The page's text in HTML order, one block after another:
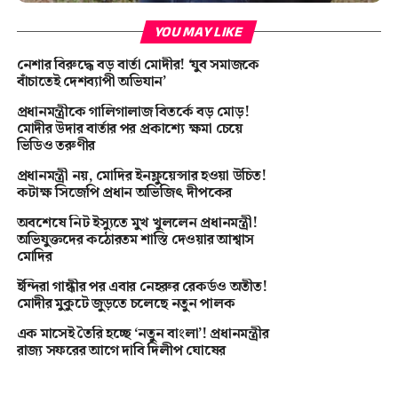
YOU MAY LIKE
নেশার বিরুদ্ধে বড় বার্তা মোদীর! ‘যুব সমাজকে
বাঁচাতেই দেশব্যাপী অভিযান’
প্রধানমন্ত্রীকে গালিগালাজ বিতর্কে বড় মোড়!
মোদীর উদার বার্তার পর প্রকাশ্যে ক্ষমা চেয়ে
ভিডিও তরুণীর
প্রধানমন্ত্রী নয়, মোদির ইনফ্লুয়েন্সার হওয়া উচিত!
কটাক্ষ সিজেপি প্রধান অভিজিৎ দীপকের
অবশেষে নিট ইস্যুতে মুখ খুললেন প্রধানমন্ত্রী!
অভিযুক্তদের কঠোরতম শাস্তি দেওয়ার আশ্বাস
মোদির
ইন্দিরা গান্ধীর পর এবার নেহরুর রেকর্ডও অতীত!
মোদীর মুকুটে জুড়তে চলেছে নতুন পালক
এক মাসেই তৈরি হচ্ছে ‘নতুন বাংলা’! প্রধানমন্ত্রীর
রাজ্য সফরের আগে দাবি দিলীপ ঘোষের